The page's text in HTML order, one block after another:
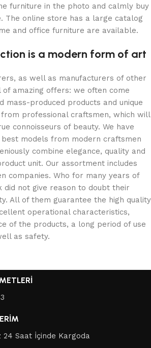
furniture in the photo and calmly buy
The online store has a large catalog
and office furniture are available.
is a modern form of art
as well as manufacturers of other
of amazing offers: we often come
mass-produced products and unique
professional craftsmen, which will
connoisseurs of beauty. We have
models from modern craftsmen
combine elegance, quality and
unit. Our assortment includes
companies. Who for many years of
did not give reason to doubt their
All of them guarantee the high quality
operational characteristics,
of the products, a long period of use
as safety.
24 Saat İçinde Kargoda